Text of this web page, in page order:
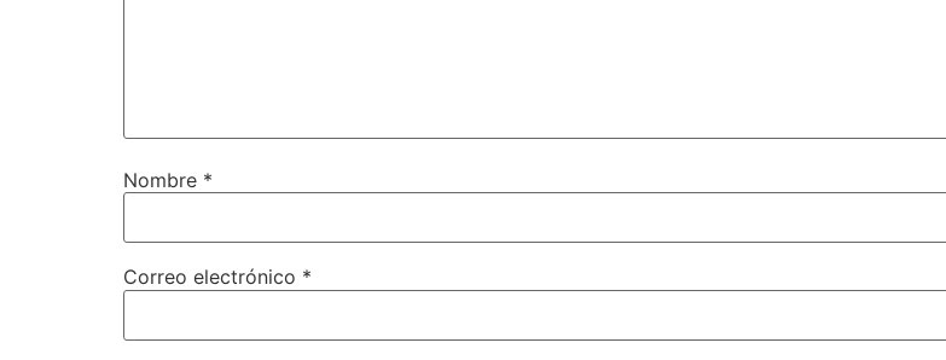
Nombre *
Correo electrónico *